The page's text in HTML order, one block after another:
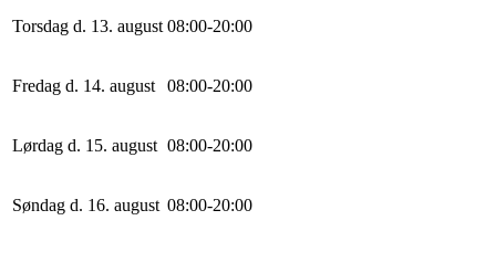
Torsdag d. 13. august 08:00-20:00
Fredag d. 14. august 08:00-20:00
Lørdag d. 15. august 08:00-20:00
Søndag d. 16. august 08:00-20:00